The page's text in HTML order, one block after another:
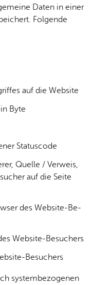
Daten in einer
Folgende
auf die Web­site
Byte
Sta­tus­code
Quel­le / Ver­weis,
auf die Seite
des Web­site-Be­
Web­site-Be­su­chers
Be­su­chers
systembezogenen